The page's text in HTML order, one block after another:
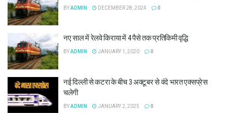
BYADMIN DECEMBER 28, 2024 0
नए साल में रेलवे किराया में 4 पैसे तक प्रतिकिमी वृद्धि
BYADMIN JANUARY 1, 2020 0
नई दिल्ली से कटरा के बीच 3 अक्टूबर से वंदे भारत एक्सप्रेस
चलेगी
BYADMIN JANUARY 2, 2025 0